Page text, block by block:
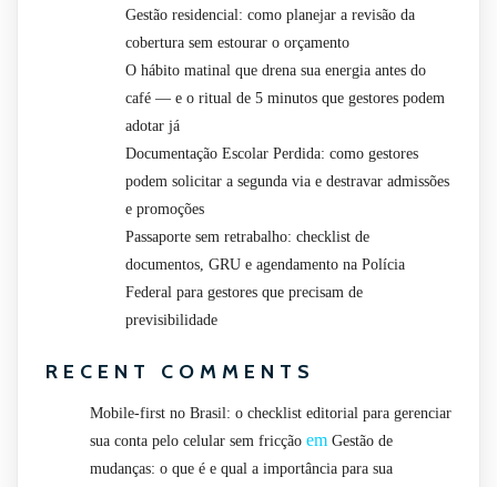
Gestão residencial: como planejar a revisão da
cobertura sem estourar o orçamento
O hábito matinal que drena sua energia antes do
café — e o ritual de 5 minutos que gestores podem
adotar já
Documentação Escolar Perdida: como gestores
podem solicitar a segunda via e destravar admissões
e promoções
Passaporte sem retrabalho: checklist de
documentos, GRU e agendamento na Polícia
Federal para gestores que precisam de
previsibilidade
RECENT COMMENTS
Mobile-first no Brasil: o checklist editorial para gerenciar
sua conta pelo celular sem fricção em Gestão de
mudanças: o que é e qual a importância para sua